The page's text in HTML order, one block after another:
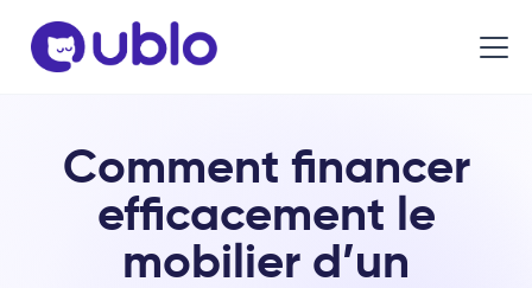
Comment financer
efficacement le
mobilier d’un